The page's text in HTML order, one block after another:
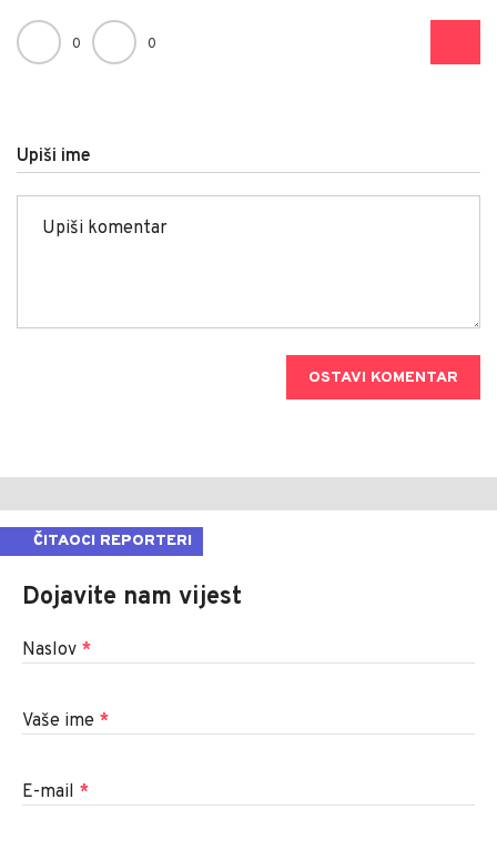
0 0
Upiši ime
OSTAVI KOMENTAR
ČITAOCI REPORTERI
Dojavite nam vijest
Naslov *
Vaše ime *
E-mail *